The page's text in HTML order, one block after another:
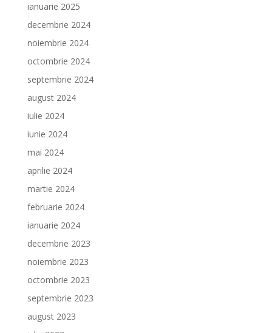
ianuarie 2025
decembrie 2024
noiembrie 2024
octombrie 2024
septembrie 2024
august 2024
iulie 2024
iunie 2024
mai 2024
aprilie 2024
martie 2024
februarie 2024
ianuarie 2024
decembrie 2023
noiembrie 2023
octombrie 2023
septembrie 2023
august 2023